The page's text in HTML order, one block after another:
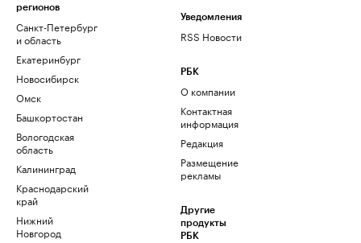
регионов
Санкт-Петербург
и область
Екатеринбург
Новосибирск
Омск
Башкортостан
Вологодская
область
Калининград
Краснодарский
край
Нижний
Новгород
Уведомления
RSS Новости
РБК
О компании
Контактная
информация
Редакция
Размещение
рекламы
Другие
продукты
РБК